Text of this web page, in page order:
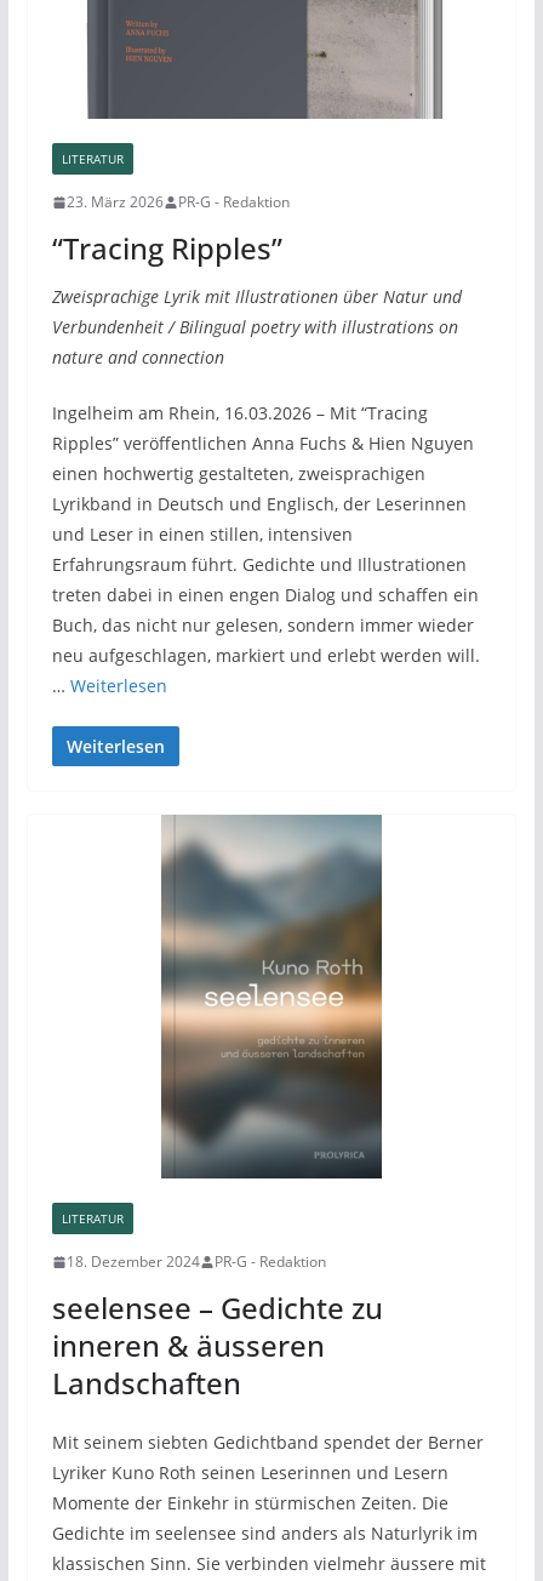
LITERATUR
23. März 2026 PR-G - Redaktion
“Tracing Ripples”
Zweisprachige Lyrik mit Illustrationen über Natur und
Verbundenheit / Bilingual poetry with illustrations on
nature and connection
Ingelheim am Rhein, 16.03.2026 – Mit “Tracing
Ripples” veröffentlichen Anna Fuchs & Hien Nguyen
einen hochwertig gestalteten, zweisprachigen
Lyrikband in Deutsch und Englisch, der Leserinnen
und Leser in einen stillen, intensiven
Erfahrungsraum führt. Gedichte und Illustrationen
treten dabei in einen engen Dialog und schaffen ein
Buch, das nicht nur gelesen, sondern immer wieder
neu aufgeschlagen, markiert und erlebt werden will.
… Weiterlesen
Weiterlesen
LITERATUR
18. Dezember 2024 PR-G - Redaktion
seelensee – Gedichte zu
inneren & äusseren
Landschaften
Mit seinem siebten Gedichtband spendet der Berner
Lyriker Kuno Roth seinen Leserinnen und Lesern
Momente der Einkehr in stürmischen Zeiten. Die
Gedichte im seelensee sind anders als Naturlyrik im
klassischen Sinn. Sie verbinden vielmehr äussere mit